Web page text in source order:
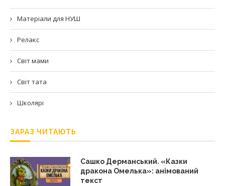
Матеріали для НУШ
Релакс
Світ мами
Світ тата
Школярі
ЗАРАЗ ЧИТАЮТЬ
Сашко Дерманський. «Казки
дракона Омелька»: анімований
текст